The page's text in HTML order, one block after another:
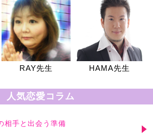
RAY先生 HAMA先生
人気恋愛コラム
相手と出会う準備